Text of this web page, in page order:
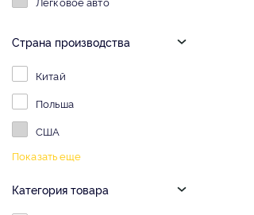
Страна производства
Китай
Польша
США
Показать еще
Категория товара